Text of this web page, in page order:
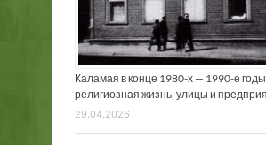
Каламая в конце 1980-х — 1990-е
религиозная жизнь, улицы и
29.04.2026